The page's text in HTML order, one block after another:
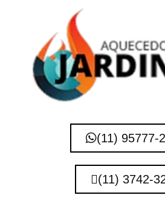
(11) 95777-
(11) 3742-